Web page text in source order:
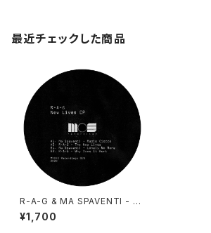
最近チェックした商品
R-A-G & MA SPAVENTI - N
EW LIVES EP
¥1,700